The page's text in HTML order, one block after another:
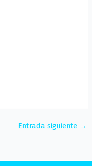
Entrada siguiente →